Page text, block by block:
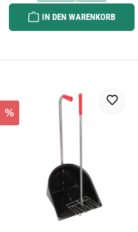
IN DEN WARENKORB
%